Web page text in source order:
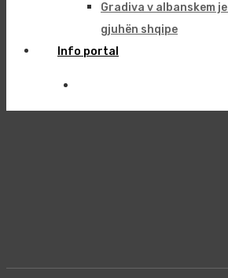
Gradiva v albanskem
gjuhën shqipe
Info portal